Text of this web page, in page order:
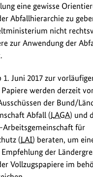
eine gewisse
Abfallhierarchie zu
nicht
zur Anwendung der
1. Juni 2017 zur
werden derzeit
der Bund/
Abfall (LAGA) und
für
(LAI) beraten, um
der
Vollzugspapiere im